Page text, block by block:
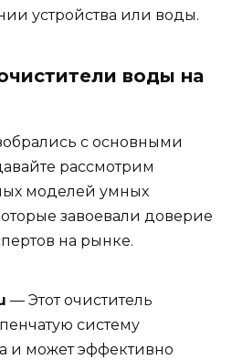
устройства или воды.
воды на
с основными
рассмотрим
моделей умных
завоевали доверие
на рынке.
— Этот очиститель
систему
и может эффективно